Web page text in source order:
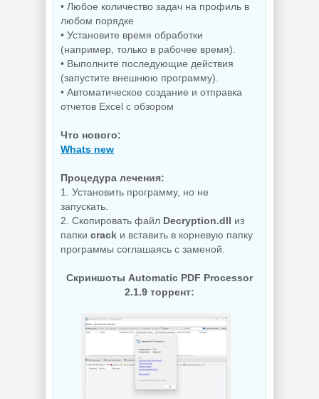
Windows 10
Enterprise 2019
LTSC Full Июль
2026
Windows 11 Pro
26H1 Build
28120.2546 by
OneSmiLe
Windows 11 25H2
Build 26200.8655
by Sergei Strelec
2019 x64 WPI by
26H1 Build
28000.2525 by
Сведение видео
Resolve Studio
• Любое количество задач на профиль в
любом порядке
• Установите время обработки
(например, только в рабочее время).
• Выполните последующие действия
(запустите внешнюю программу).
• Автоматическое создание и отправка
отчетов Excel с обзором
Что нового:
Whats new
Процедура лечения:
1. Установить программу, но не
запускать.
2. Скопировать файл Decryption.dll из
папки crack и вставить в корневую папку
программы соглашаясь с заменой.
Скриншоты Automatic PDF Processor
2.1.9 торрент: